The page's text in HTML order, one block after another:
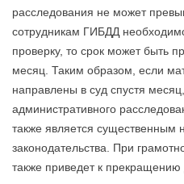
расследования не может
сотрудникам ГИБДД
проверку, то срок может быть
месяц. Таким образом, если
направлены в суд спустя
административного
также является
законодательства. При
также приведет к прекращению